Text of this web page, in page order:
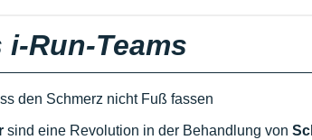
Run-Teams
den Schmerz nicht Fuß fassen
sind eine Revolution in der Behandlung von